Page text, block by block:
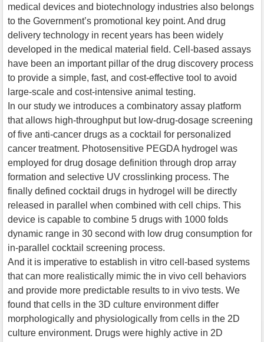
medical devices and biotechnology industries also belongs
to the Government’s promotional key point. And drug
delivery technology in recent years has been widely
developed in the medical material field. Cell-based assays
have been an important pillar of the drug discovery process
to provide a simple, fast, and cost-effective tool to avoid
large-scale and cost-intensive animal testing.
In our study we introduces a combinatory assay platform
that allows high-throughput but low-drug-dosage screening
of five anti-cancer drugs as a cocktail for personalized
cancer treatment. Photosensitive PEGDA hydrogel was
employed for drug dosage definition through drop array
formation and selective UV crosslinking process. The
finally defined cocktail drugs in hydrogel will be directly
released in parallel when combined with cell chips. This
device is capable to combine 5 drugs with 1000 folds
dynamic range in 30 second with low drug consumption for
in-parallel cocktail screening process.
And it is imperative to establish in vitro cell-based systems
that can more realistically mimic the in vivo cell behaviors
and provide more predictable results to in vivo tests. We
found that cells in the 3D culture environment differ
morphologically and physiologically from cells in the 2D
culture environment. Drugs were highly active in 2D